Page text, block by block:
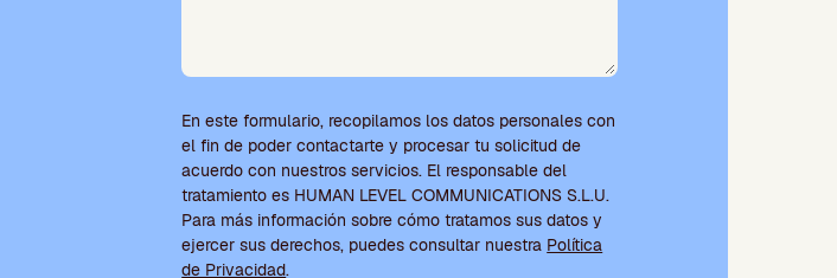
En este formulario, recopilamos los datos personales con
el fin de poder contactarte y procesar tu solicitud de
acuerdo con nuestros servicios. El responsable del
tratamiento es HUMAN LEVEL COMMUNICATIONS S.L.U.
Para más información sobre cómo tratamos sus datos y
ejercer sus derechos, puedes consultar nuestra Política
de Privacidad.